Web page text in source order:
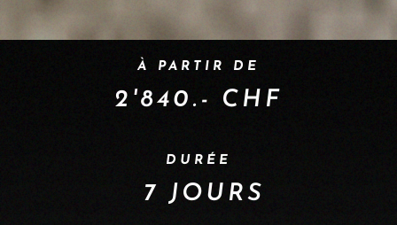
À PARTIR DE
2'840.- CHF
DURÉE
7 JOURS